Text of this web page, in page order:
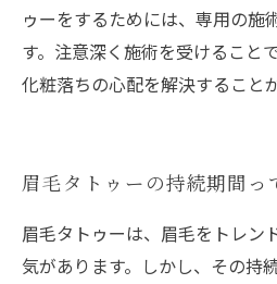
ゥーをするためには、専用の施
す。注意深く施術を受けること
化粧落ちの心配を解決すること
眉毛タトゥーの持続期間っ
眉毛タトゥーは、眉毛をトレン
気があります。しかし、その持